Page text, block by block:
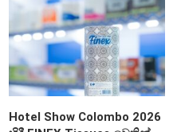
Hotel Show Colombo 2026